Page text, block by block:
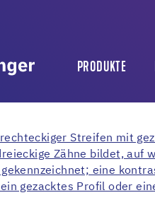
PRODUKTE